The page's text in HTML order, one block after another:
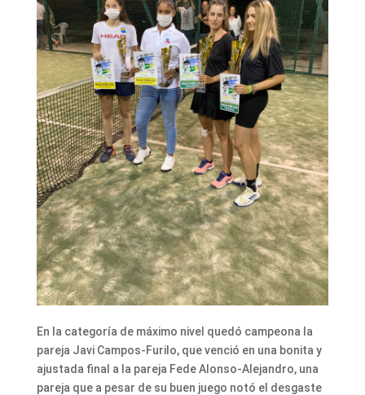
En la categoría de máximo nivel quedó campeona la
pareja Javi Campos-Furilo, que venció en una bonita y
ajustada final a la pareja Fede Alonso-Alejandro, una
pareja que a pesar de su buen juego notó el desgaste